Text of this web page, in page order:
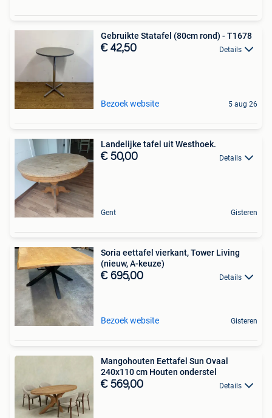
Gebruikte Statafel (80cm rond) - T1678
€ 42,50 Details
Bezoek website 5 aug 26
Landelijke tafel uit Westhoek.
€ 50,00 Details
Gent Gisteren
Soria eettafel vierkant, Tower Living
(nieuw, A-keuze)
€ 695,00 Details
Bezoek website Gisteren
Mangohouten Eettafel Sun Ovaal
240x110 cm Houten onderstel
€ 569,00 Details